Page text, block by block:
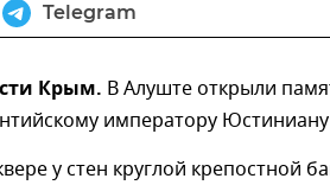
Telegram
Крым. В Алуште открыли
императору
у стен круглой крепостной